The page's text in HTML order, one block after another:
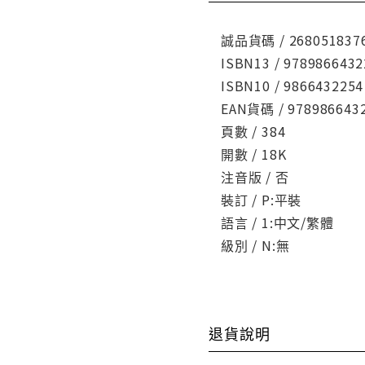
誠品貨碼 /
ISBN13 /
ISBN10 / 9866432254
EAN貨碼 /
頁數 / 384
開數 / 18K
注音版 / 否
裝訂 / P:平裝
語言 / 1:中文/繁體
級別 / N:無
退貨說明